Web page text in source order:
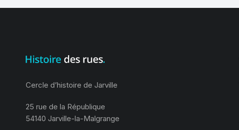
Cercle d’histoire de Jarville
25 rue de la République
54140 Jarville-la-Malgrange